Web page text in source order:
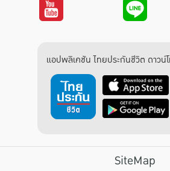
แอปพลิเคชัน ไทยประกันชีวิต ดาวน์
SiteMap